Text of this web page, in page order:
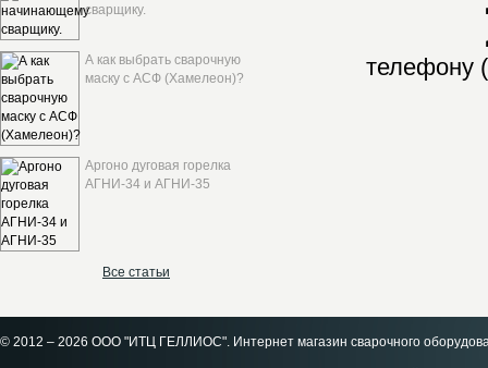
сварщику.
А как выбрать сварочную
маску с АСФ (Хамелеон)?
Аргоно дуговая горелка
АГНИ-34 и АГНИ-35
Все статьи
телефону
© 2012 – 2026 ООО "ИТЦ ГЕЛЛИОС". Интернет магазин сварочного